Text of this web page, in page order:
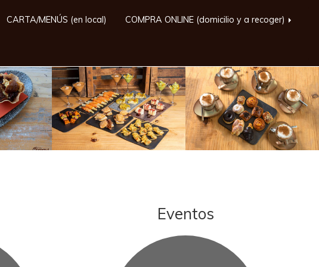
CARTA/MENÚS (en local) COMPRA ONLINE (domicilio y a recoger)
Eventos